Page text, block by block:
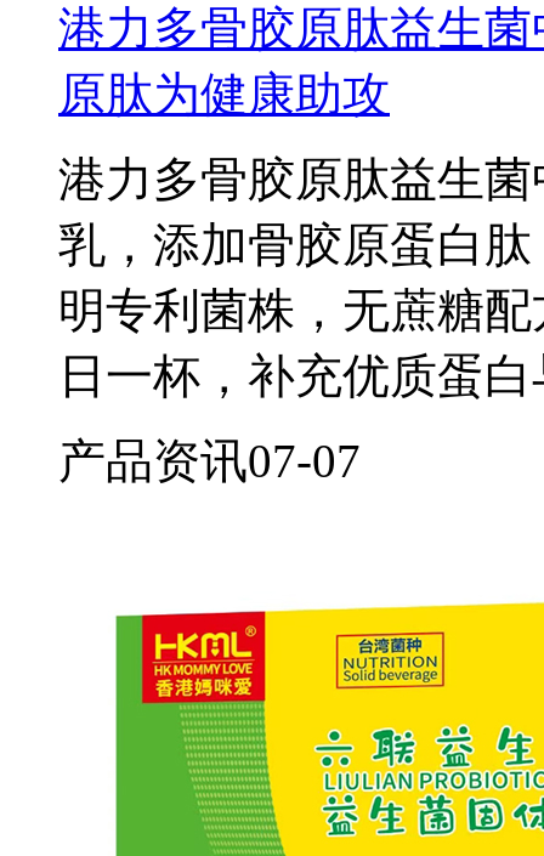
港力多骨胶原肽益生
原肽为健康助攻
港力多骨胶原肽益生
乳，添加骨胶原蛋白肽
明专利菌株，无蔗糖
日一杯，补充优质蛋
产品资讯07-07